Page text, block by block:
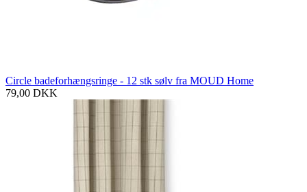
Circle badeforhængsringe - 12 stk sølv fra MOUD Home
79,00 DKK